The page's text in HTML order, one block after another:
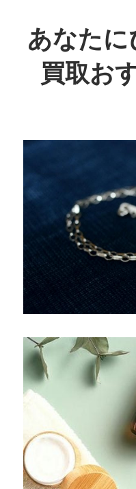
ン
テ
キ
プ
あなた
買取お
お
に！
あ
に
最
な
金
の
売
却
を
見
つ